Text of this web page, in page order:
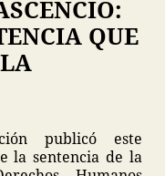
QUE
publicó este
la sentencia de la